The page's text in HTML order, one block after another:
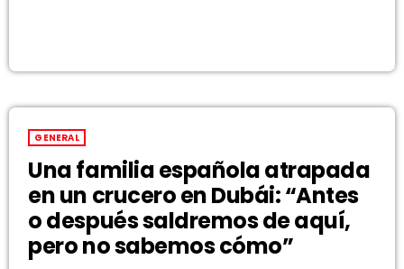
GENERAL
Una familia española atrapada
en un crucero en Dubái: “Antes
o después saldremos de aquí,
pero no sabemos cómo”